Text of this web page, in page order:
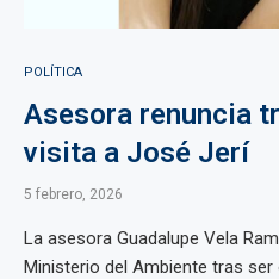
POLÍTICA
Asesora renuncia
visita a José Jerí
5 febrero, 2026
La asesora Guadalupe Vela
Ministerio del Ambiente tras